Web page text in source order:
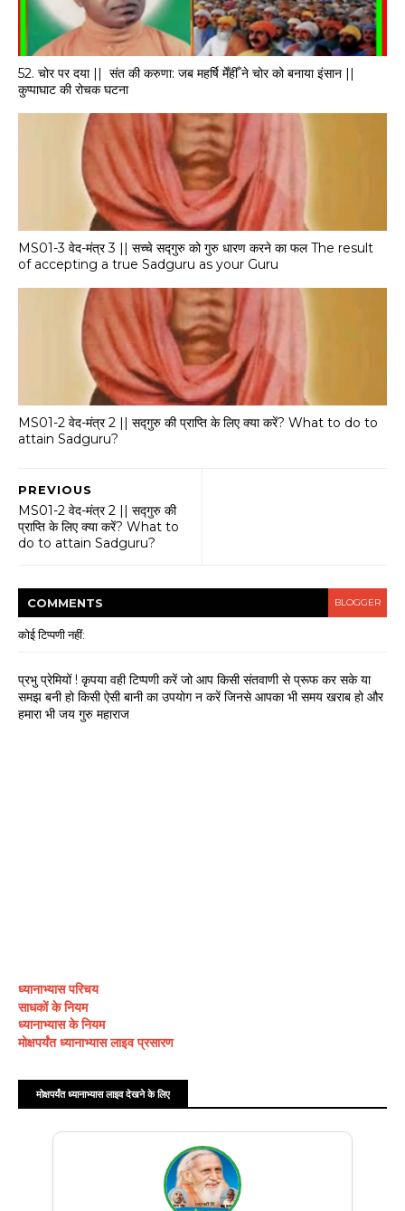
52. चोर पर दया || ​ संत की करुणा: जब महर्षि मेँहीँ ने चोर को बनाया इंसान ||
कुप्पाघाट की रोचक घटना
MS01-3 वेद-मंत्र 3 || सच्चे सद्गुरु को गुरु धारण करने का फल The result
of accepting a true Sadguru as your Guru
MS01-2 वेद-मंत्र 2 || सद्गुरु की प्राप्ति के लिए क्या करें? What to do to
attain Sadguru?
PREVIOUS
MS01-2 वेद-मंत्र 2 || सद्गुरु की
प्राप्ति के लिए क्या करें? What to
do to attain Sadguru?
COMMENTS BLOGGER
कोई टिप्पणी नहीं:
प्रभु प्रेमियों ! कृपया वही टिप्पणी करें जो आप किसी संतवाणी से प्रूफ कर सके या
समझ बनी हो किसी ऐसी बानी का उपयोग न करें जिनसे आपका भी समय खराब हो और
हमारा भी जय गुरु महाराज
ध्यानाभ्यास परिचय
साधकों के नियम
ध्यानाभ्यास के नियम
मोक्षपर्यंत ध्यानाभ्यास लाइव प्रसारण
मोक्षपर्यंत ध्यानाभ्यास लाइव देखने के लिए